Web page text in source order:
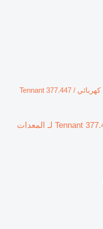
محرك كهربائي Tennant 377.447 /
محرك كهربائي Tennant 377.447 / 20JUN07AK لـ المعدات